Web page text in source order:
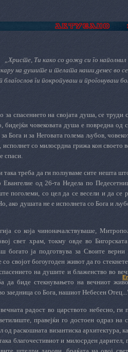
„Христе, Ти како со дожд си го
на душите и телата наши,денес во
благослов ги покропуваш и прогонуваш
спасението на својата душа, се труди
бидејќи човековата душа е повредна од с
Бога и за Неговата голема љубов,
со милосрдна грижа кон своето
спаси.
треба да ги ползуваме сите нешта
од 26-та Недела по
поголеми, со цел да се весели и да се
ако душата не е исполнета со Бога и
со која чиноначалствуваше,
свет храм, токму овде во
богато ја подготвува за Своите
својот богоугоден живот да го
на душите и блаженство во
биде стекнувањето на вечниот
заедница со Бога, нашиот Небесен
радост во царството небесно, ги
правејќи го достоен одраз на
раскошната византиска архитектура,
благочестивиот и милосрден дарител,